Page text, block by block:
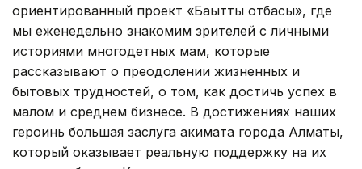
ориентированный проект «Бақытты отбасы», где
мы еженедельно знакомим зрителей с личными
историями многодетных мам, которые
рассказывают о преодолении жизненных и
бытовых трудностей, о том, как достичь успех в
малом и среднем бизнесе. В достижениях наших
героинь большая заслуга акимата города Алматы,
который оказывает реальную поддержку на их